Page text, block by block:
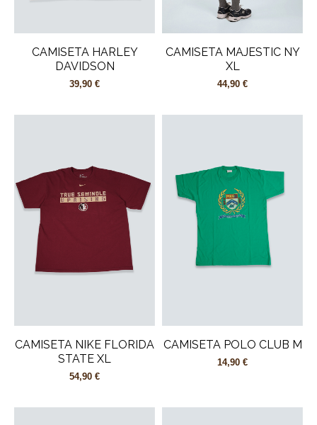
CAMISETA HARLEY
DAVIDSON
39,90 €
CAMISETA MAJESTIC NY
XL
44,90 €
CAMISETA NIKE FLORIDA
STATE XL
54,90 €
CAMISETA POLO CLUB M
14,90 €